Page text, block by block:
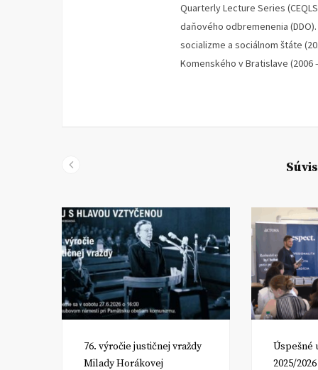
Quarterly Lecture Series
daňového odbremenenia
socializme a sociálnom štáte
Komenského v Bratislave (2006
76. výročie justičnej vraždy
Milady Horákovej
Úspešné
2025/2026